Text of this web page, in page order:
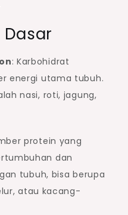
: Karbohidrat
energi utama tubuh.
nasi, roti, jagung,
protein yang
dan
tubuh, bisa berupa
atau kacang-